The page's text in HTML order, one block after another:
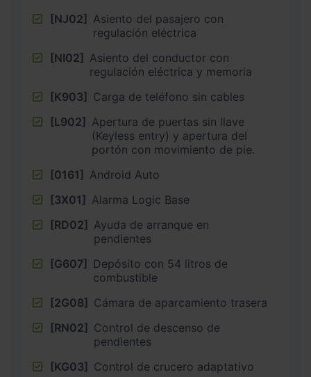
[NJ02] Asiento del pasajero con
regulación eléctrica
[NI02] Asiento del conductor con
regulación eléctrica y memoria
[K903] Carga de teléfono sin cables
[L902] Apertura de puertas sin llave
(Keyless entry) y apertura del
portón con movimiento de pie.
[0161] Android Auto
[3X01] Alarma Logic Base
[RD02] Ayuda de arranque en
pendientes
[G607] Depósito con 54 litros de
combustible
[2G08] Cámara de aparcamiento trasera
[RN02] Control de descenso de
pendientes
[KG03] Control de crucero adaptativo